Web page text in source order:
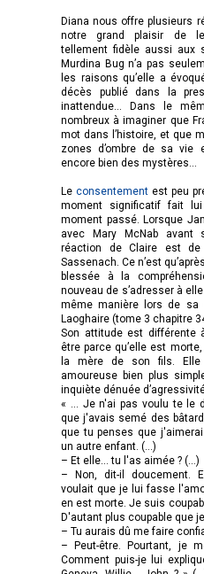
Diana nous offre plusieurs
notre grand plaisir de
tellement fidèle aussi aux
Murdina Bug n’a pas
les raisons qu’elle a
décès publié dans la
inattendue... Dans le
nombreux à imaginer que
mot dans l’histoire, et que
zones d’ombre de sa
encore bien des mystères…
Le consentement est peu
moment significatif fait
moment passé. Lorsque
avec Mary McNab avant
réaction de Claire est de
Sassenach. Ce n’est
blessée à la
nouveau de s’adresser à
même manière lors de sa
Laoghaire (tome 3 chapitre
Son attitude est différente
être parce qu’elle est
la mère de son fils. Elle
amoureuse bien plus
inquiète dénuée
« ... Je n'ai pas voulu te le
que j'avais semé des
que tu penses que
un autre enfant. (…)
– Et elle... tu l'as aimée ? (…)
– Non, dit-il doucement.
voulait que je lui fasse
en est morte. Je suis
D'autant plus coupable que
– Tu aurais dû me faire
– Peut-être. Pourtant, je
Comment puis-je lui